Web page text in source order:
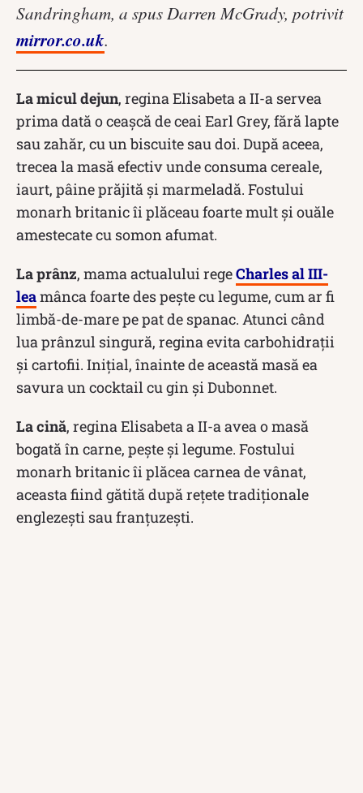
Sandringham, a spus Darren McGrady, potrivit
mirror.co.uk.
La micul dejun, regina Elisabeta a II-a servea
prima dată o ceașcă de ceai Earl Grey, fără lapte
sau zahăr, cu un biscuite sau doi. După aceea,
trecea la masă efectiv unde consuma cereale,
iaurt, pâine prăjită și marmeladă. Fostului
monarh britanic îi plăceau foarte mult și ouăle
amestecate cu somon afumat.
La prânz, mama actualului regeCharles al III-
leamânca foarte des pește cu legume, cum ar fi
limbă-de-mare pe pat de spanac. Atunci când
lua prânzul singură, regina evita carbohidrații
și cartofii. Inițial, înainte de această masă ea
savura un cocktail cu gin și Dubonnet.
La cină, regina Elisabeta a II-a avea o masă
bogată în carne, pește și legume. Fostului
monarh britanic îi plăcea carnea de vânat,
aceasta fiind gătită după rețete tradiționale
englezești sau franțuzești.